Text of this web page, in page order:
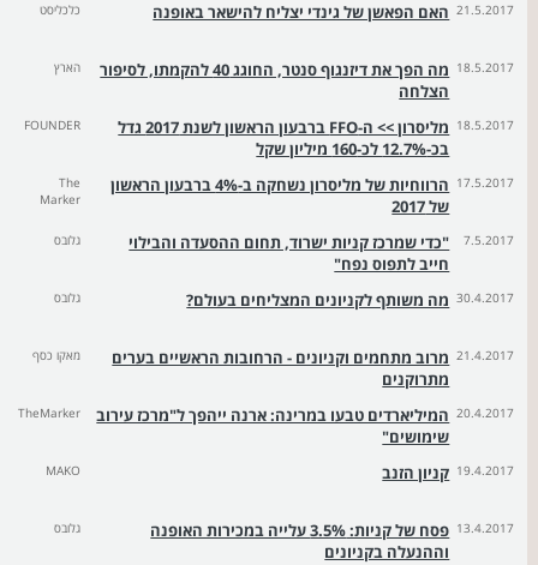
21.5.2017 האם הפאשן של גינדי יצליח להישאר באופנה כלכליסט
18.5.2017
מה הפך את דיזנגוף סנטר, החוגג 40 להקמתו, לסיפור
הצלחה
הארץ
18.5.2017
מליסרון >> ה-FFO ברבעון הראשון לשנת 2017 גדל
בכ-12.7% לכ-160 מיליון שקל
FOUNDER
17.5.2017
הרווחיות של מליסרון נשחקה ב-4% ברבעון הראשון
של 2017
The
Marker
7.5.2017
"כדי שמרכז קניות ישרוד, תחום ההסעדה והבילוי
חייב לתפוס נפח"
גלובס
30.4.2017 מה משותף לקניונים המצליחים בעולם? גלובס
21.4.2017 מרוב מתחמים וקניונים - הרחובות הראשיים בערים
מתרוקנים
מאקו כסף
20.4.2017 המיליארדים טבעו במרינה: ארנה ייהפך ל"מרכז עירוב
שימושים"
TheMarker
19.4.2017 קניון הזנב MAKO
13.4.2017
פסח של קניות: 3.5% עלייה במכירות האופנה
וההנעלה בקניונים
גלובס